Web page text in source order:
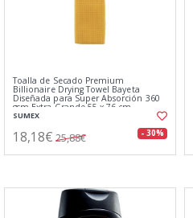
Toalla de Secado Premium
Billionaire Drying Towel Bayeta
Diseñada para Super Absorción 360
gsm Extra Grande 55 x 76 cm
SUMEX
18,18€ 25,88€ - 30%